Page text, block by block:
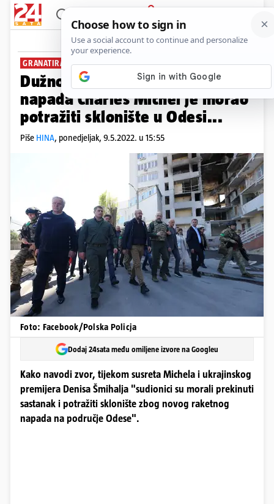
PRIJAVA
News Komentari
GRANATIRANJE NA JUGU UKRAJINE
Dužnosnik EU-a: Zbog raketnog
napada Charles Michel je morao
potražiti sklonište u Odesi...
Piše HINA, ponedjeljak, 9.5.2022. u 15:55
Foto: Facebook/Polska Policja
Dodaj 24sata među omiljene izvore na Googleu
Kako navodi zvor, tijekom susreta Michela i ukrajinskog
premijera Denisa Šmihalja "sudionici su morali prekinuti
sastanak i potražiti sklonište zbog novog raketnog
napada na područje Odese".